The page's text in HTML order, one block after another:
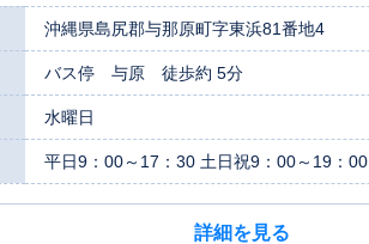
沖縄県島尻郡与那原町字東浜81番地4
バス停 与原 徒歩約 5分
水曜日
平日9：00～17：30 土日祝9：00～19：00
詳細を見る